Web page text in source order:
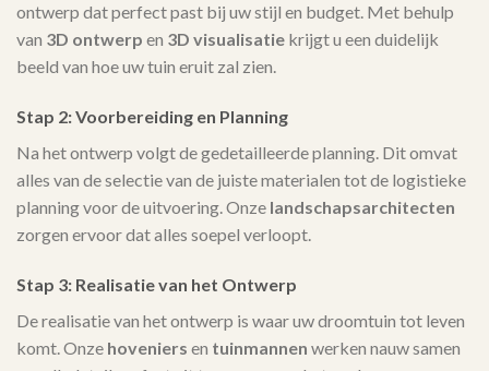
ontwerp dat perfect past bij uw stijl en budget. Met behulp
van 3D ontwerp en 3D visualisatie krijgt u een duidelijk
beeld van hoe uw tuin eruit zal zien.
Stap 2: Voorbereiding en Planning
Na het ontwerp volgt de gedetailleerde planning. Dit omvat
alles van de selectie van de juiste materialen tot de logistieke
planning voor de uitvoering. Onze landschapsarchitecten
zorgen ervoor dat alles soepel verloopt.
Stap 3: Realisatie van het Ontwerp
De realisatie van het ontwerp is waar uw droomtuin tot leven
komt. Onze hoveniers en tuinmannen werken nauw samen